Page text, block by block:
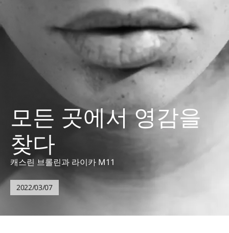
모든 곳에서 영감을
찾다
캐스린 브롤린과 라이카 M11
2022/03/07